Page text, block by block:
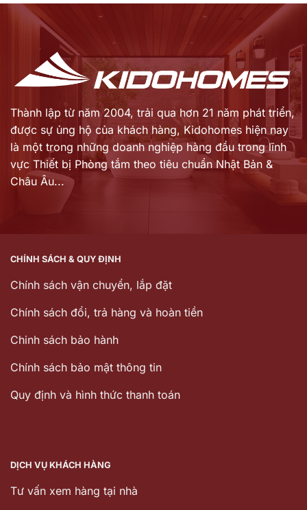
8.233.000 ₫.
4.939.000 ₫.
Thành lập từ năm 2004, trải qua hơn 21 năm phát triển,
được sự ủng hộ của khách hàng, Kidohomes hiện nay
là một trong những doanh nghiệp hàng đầu trong lĩnh
vực Thiết bị Phòng tắm theo tiêu chuẩn Nhật Bản &
Châu Âu...
CHÍNH SÁCH & QUY ĐỊNH
Chính sách vận chuyển, lắp đặt
Chính sách đổi, trả hàng và hoàn tiền
Chinh sách bảo hành
Chính sách bảo mật thông tin
Quy định và hình thức thanh toán
DỊCH VỤ KHÁCH HÀNG
Tư vấn xem hàng tại nhà